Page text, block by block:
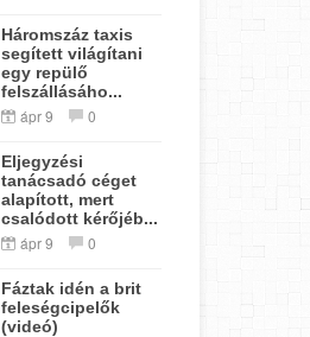
Háromszáz taxis
segített világítani
egy repülő
felszállásáho...
ápr 9 0
Eljegyzési
tanácsadó céget
alapított, mert
csalódott kérőjéb...
ápr 9 0
Fáztak idén a brit
feleségcipelők
(videó)